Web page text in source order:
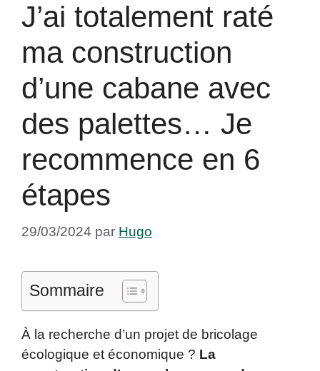
J’ai totalement raté
ma construction
d’une cabane avec
des palettes… Je
recommence en 6
étapes
29/03/2024 par Hugo
Sommaire
À la recherche d’un projet de bricolage
écologique et économique ? La